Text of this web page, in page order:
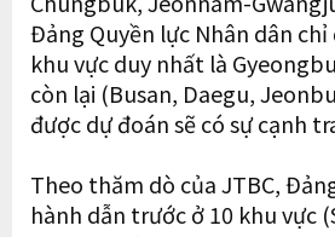
Đảng Quyền lực Nhân dân
khu vực duy nhất là
còn lại (Busan, Daegu,
được dự đoán sẽ có sự cạnh
Theo thăm dò của JTBC,
hành dẫn trước ở 10 khu vực